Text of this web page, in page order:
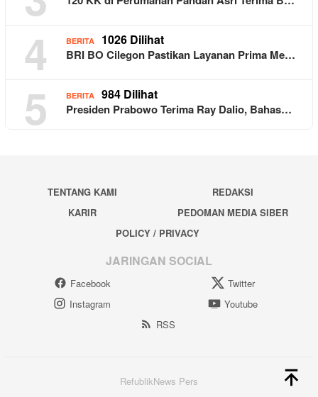
4 BERITA 1026 Dilihat
BRI BO Cilegon Pastikan Layanan Prima Me…
5 BERITA 984 Dilihat
Presiden Prabowo Terima Ray Dalio, Bahas…
TENTANG KAMI
REDAKSI
KARIR
PEDOMAN MEDIA SIBER
POLICY / PRIVACY
JARINGAN SOCIAL
Facebook
Twitter
Instagram
Youtube
RSS
RefublikNews Pers